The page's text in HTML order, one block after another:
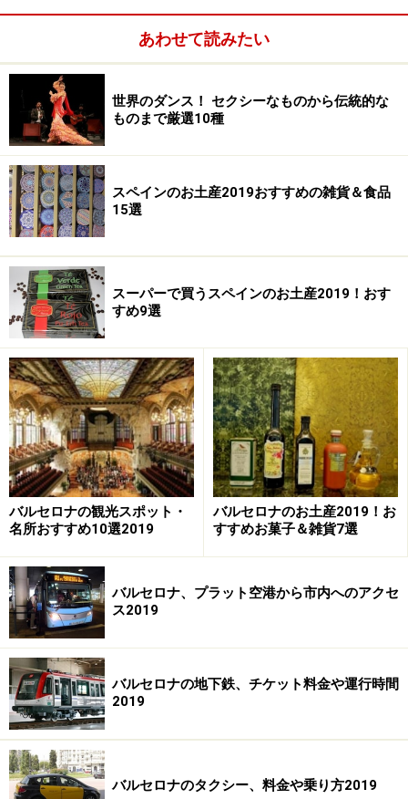
内部が見学ができるバルセロナガウディ建築は5つ
日本からスペインへの直行便はないので、パリやフラン
クフルト、ロンドンなど欧州の都市で乗り換えるヨーロ
ッパ系の航空会社を使うのが、一番の近道です。旅の疲
れが出る前に、まずは世界遺産建築が多い見所満載のバ
ルセロナへ入りましょう。
エールフランス：日本からパリまで12時間38分、パ
ブリティッシュエアウェイズ：日本からロンドンま
で12時間35分、ロンドンからバルセロナは2時間5分
フィンランド航空：日本からヘルシンキは10時間21
分、ヘルシンキからバルセロナは3時間55分
ルフトハンザ：日本からフランクフルトまで12時間
18分、フランクフルトからバルセロナは2時間
どれもほとんど変わりはないので、乗り継ぎの時間が長
すぎず短すぎない1時間半くらいのものを選べばスムー
あわせて読みたい
世界のダンス！ セクシーなものから伝統的な
ものまで厳選10種
スペインのお土産2019おすすめの雑貨＆食品
15選
スーパーで買うスペインのお土産2019！おす
すめ9選
バルセロナの観光スポット・
名所おすすめ10選2019
バルセロナのお土産2019！お
すすめお菓子＆雑貨7選
バルセロナ、プラット空港から市内へのアクセ
ス2019
バルセロナの地下鉄、チケット料金や運行時間
2019
バルセロナのタクシー、料金や乗り方2019